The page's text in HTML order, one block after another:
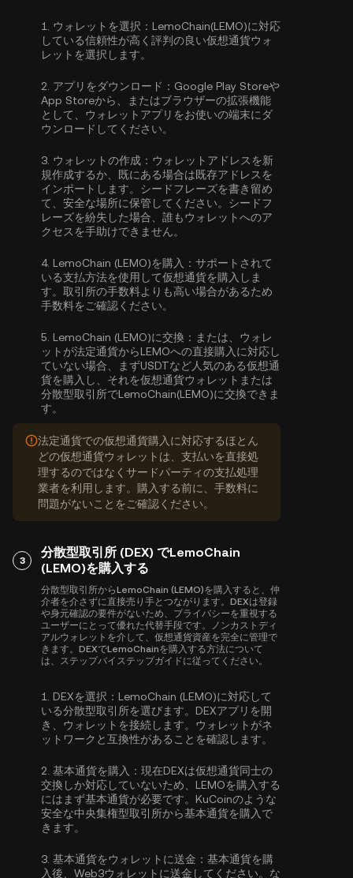
1. ウォレットを選択： LemoChain(LEMO)に対応
している信頼性が高く評判の良い仮想通貨ウォ
レットを選択します。
2. アプリをダウンロード： Google Play Storeや
App Storeから、またはブラウザーの拡張機能
として、ウォレットアプリをお使いの端末にダ
ウンロードしてください。
3. ウォレットの作成： ウォレットアドレスを新
規作成するか、既にある場合は既存アドレスを
インポートします。シードフレーズを書き留め
て、安全な場所に保管してください。シードフ
レーズを紛失した場合、誰もウォレットへのア
クセスを手助けできません。
4. LemoChain (LEMO)を購入： サポートされて
いる支払方法を使用して仮想通貨を購入しま
す。取引所の手数料よりも高い場合があるため
手数料をご確認ください。
5. LemoChain (LEMO)に交換： または、ウォレ
ットが法定通貨からLEMOへの直接購入に対応し
ていない場合、まずUSDTなど人気のある仮想通
貨を購入し、それを仮想通貨ウォレットまたは
分散型取引所でLemoChain(LEMO)に交換できま
す。
法定通貨での仮想通貨購入に対応するほとん
どの仮想通貨ウォレットは、支払いを直接処
理するのではなくサードパーティの支払処理
業者を利用します。購入する前に、手数料に
問題がないことをご確認ください。
3
分散型取引所 (DEX) でLemoChain
(LEMO)を購入する
分散型取引所からLemoChain (LEMO)を購入すると、仲
介者を介さずに直接売り手とつながります。DEXは登録
や身元確認の要件がないため、プライバシーを重視する
ユーザーにとって優れた代替手段です。ノンカストディ
アルウォレットを介して、仮想通貨資産を完全に管理で
きます。DEXでLemoChainを購入する方法について
は、ステップバイステップガイドに従ってください。
1. DEXを選択： LemoChain (LEMO)に対応して
いる分散型取引所を選びます。DEXアプリを開
き、ウォレットを接続します。ウォレットがネ
ットワークと互換性があることを確認します。
2. 基本通貨を購入： 現在DEXは仮想通貨同士の
交換しか対応していないため、LEMOを購入する
にはまず基本通貨が必要です。KuCoinのような
安全な中央集権型取引所から基本通貨を購入 で
きます。
3. 基本通貨をウォレットに送金： 基本通貨を購
入後、Web3ウォレットに送金してください。な